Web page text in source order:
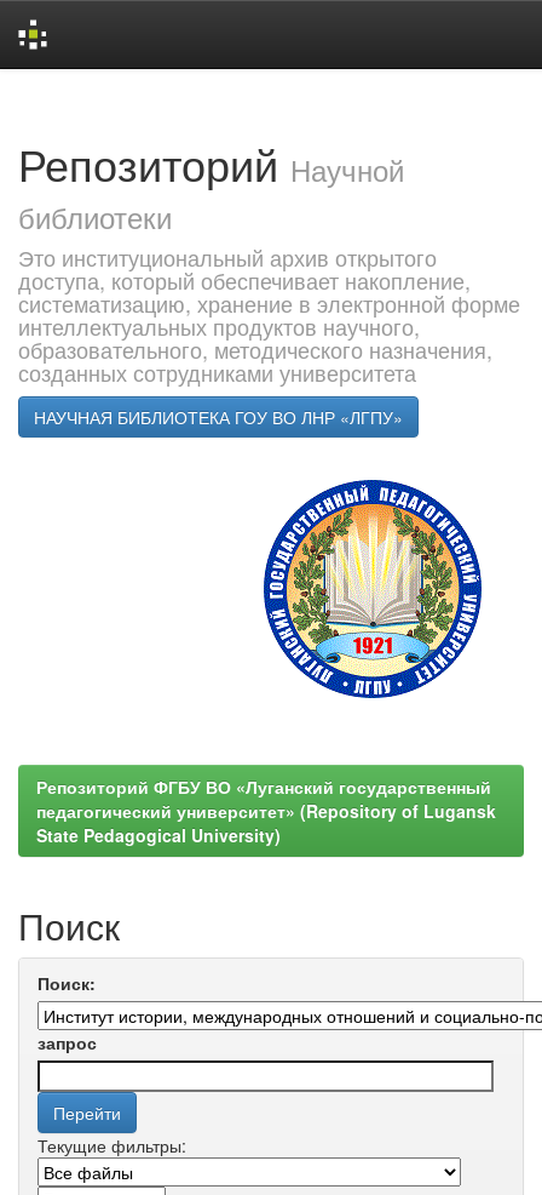
Репозиторий Научной
библиотеки
Это институциональный архив открытого
доступа, который обеспечивает накопление,
систематизацию, хранение в электронной форме
интеллектуальных продуктов научного,
образовательного, методического назначения,
созданных сотрудниками университета
НАУЧНАЯ БИБЛИОТЕКА ГОУ ВО ЛНР «ЛГПУ»
Репозиторий ФГБУ ВО «Луганский государственный
педагогический университет» (Repository of Lugansk
State Pedagogical University)
Поиск
Поиск:
запрос
Текущие фильтры: